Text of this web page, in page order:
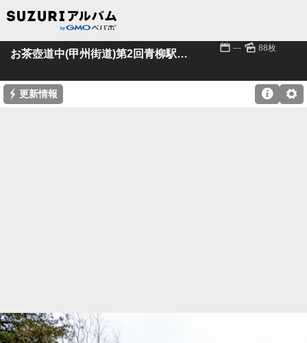
お茶壺道中(甲州街道)第2回青柳駅～信濃境駅 📅 --- 🌄 88枚
⚡ 更新情報 ⚙
